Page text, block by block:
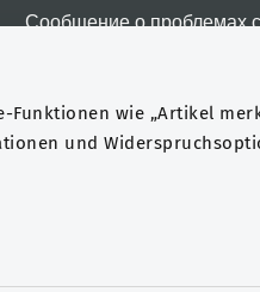
Funktionen wie „Artikel
und
Сообщение о проблемах с